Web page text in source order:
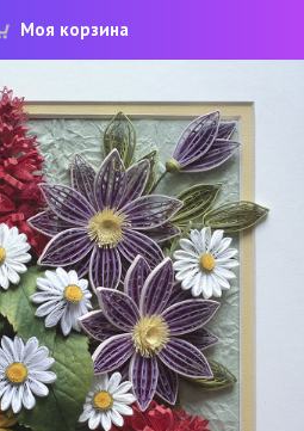
Моя корзина